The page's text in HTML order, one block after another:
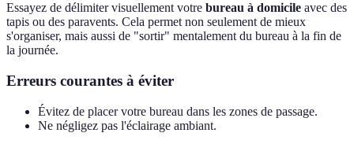
Essayez de délimiter visuellement votre bureau à domicile avec des
tapis ou des paravents. Cela permet non seulement de mieux
s'organiser, mais aussi de "sortir" mentalement du bureau à la fin de
la journée.
Erreurs courantes à éviter
Évitez de placer votre bureau dans les zones de passage.
Ne négligez pas l'éclairage ambiant.